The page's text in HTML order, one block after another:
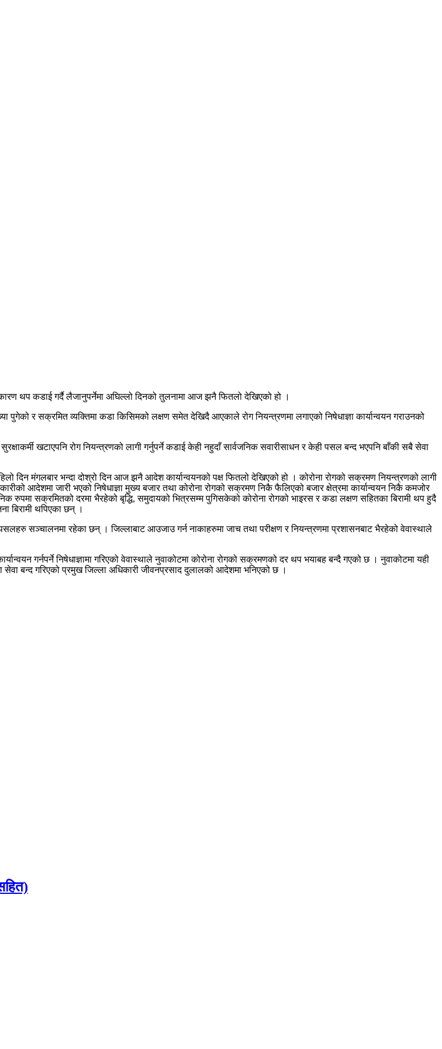
थप कडाई गर्दै लैजानुपर्नेमा अघिल्लो दिनको तुलनामा आज झनै फितलो देखिएको हो ।
पुगेको र सक्रमित व्यक्तिमा कडा किसिमको लक्षण समेत देखिदै आएकाले रोग नियन्त्रणमा लगाएको निषेधाज्ञा कार्यान्वयन गराउनको
खटाएपनि रोग नियन्त्रणको लागी गर्नुपर्ने कडाई केही नहुदाँ सार्वजनिक सवारीसाधन र केही पसल बन्द भएपनि बाँकी सबै सेवा
दिन मंगलबार भन्दा दोश्रो दिन आज झनै आदेश कार्यान्वयनको पक्ष फितलो देखिएको हो । कोरोना रोगको सक्रमण नियन्त्रणको लागी
आदेशमा जारी भएको निषेधाज्ञा मुख्य बजार तथा कोरोना रोगको सक्रमण निकै फैलिएको बजार क्षेत्रमा कार्यान्वयन निकै कमजोर
रुपमा सक्रमितको दरमा भैरहेको बृद्धि, समुदायको भित्रसम्म पुगिसकेको कोरोना रोगको भाइरस र कडा लक्षण सहितका बिरामी थप हुदै
बिरामी थपिएका छन् ।
पसलहरु सञ्चालनमा रहेका छन् । जिल्लाबाट आउजाउ गर्न नाकाहरुमा जाच तथा परीक्षण र नियन्त्रणमा प्रशासनबाट भैरहेको वेवास्थाले
गर्नपर्ने निषेधाज्ञामा गरिएको वेवास्थाले नुवाकोटमा कोरोना रोगको सक्रमणको दर थप भयाबह बन्दै गएको छ । नुवाकोटमा यही
बन्द गरिएको प्रमुख जिल्ला अधिकारी जीवनप्रसाद दुलालको आदेशमा भनिएको छ ।